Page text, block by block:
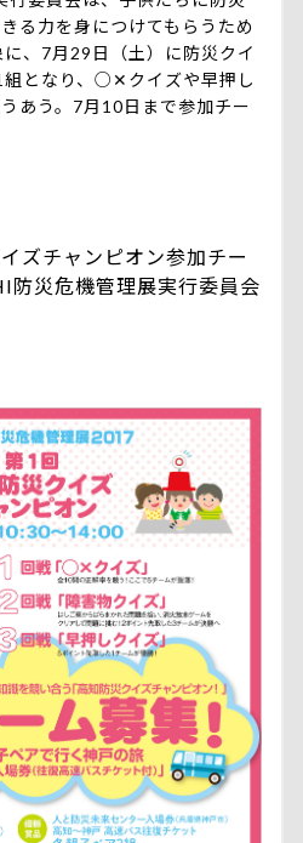
る力を身につけてもらうため
、7月29日（土）に防災クイ
組となり、○✕クイズや早押し
あう。7月10日まで参加チー
ズチャンピオン参加チー
防災危機管理展実行委員会